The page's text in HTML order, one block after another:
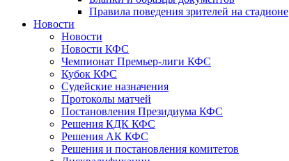
Правила поведения зрителей на стадионе
Новости
Новости
Новости КФС
Чемпионат Премьер-лиги КФС
Кубок КФС
Судейские назначения
Протоколы матчей
Постановления Президиума КФС
Решения КДК КФС
Решения АК КФС
Решения и постановления комитетов